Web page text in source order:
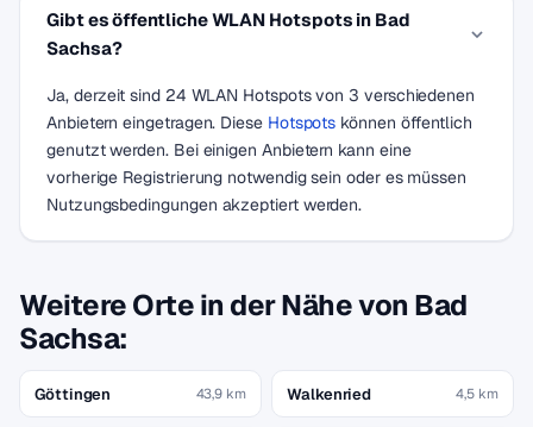
Gibt es öffentliche WLAN Hotspots in Bad
Sachsa?
Ja, derzeit sind 24 WLAN Hotspots von 3 verschiedenen
Anbietern eingetragen. Diese Hotspots können öffentlich
genutzt werden. Bei einigen Anbietern kann eine
vorherige Registrierung notwendig sein oder es müssen
Nutzungsbedingungen akzeptiert werden.
Weitere Orte in der Nähe von Bad
Sachsa:
Göttingen 43,9 km Walkenried 4,5 km